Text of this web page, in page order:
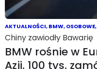
AKTUALNOŚCI,BMW,OSOBOWE,
Chiny zawiodły Bawarię
BMW rośnie w
Azji. 100 tys.